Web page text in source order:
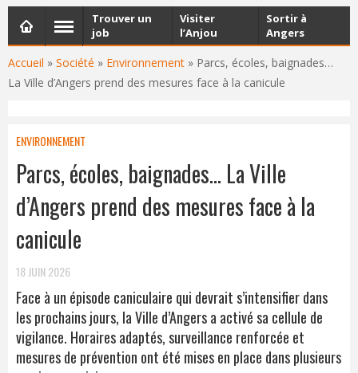
Accueil » Société » Environnement » Parcs, écoles, baignades…
La Ville d’Angers prend des mesures face à la canicule
Trouver un
job
Visiter
l’Anjou
Sortir à
Angers
ENVIRONNEMENT
Parcs, écoles, baignades… La Ville
d’Angers prend des mesures face à la
canicule
18 JUIN 2026
Face à un épisode caniculaire qui devrait s’intensifier dans
les prochains jours, la Ville d’Angers a activé sa cellule de
vigilance. Horaires adaptés, surveillance renforcée et
mesures de prévention ont été mises en place dans plusieurs